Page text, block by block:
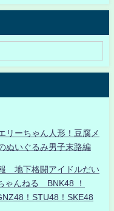
ーちゃん人形！豆腐メ
ぬいぐるみ男子末路編
地下格闘アイドルだい
ゃんねる BNK48 ！
！STU48！SKE48